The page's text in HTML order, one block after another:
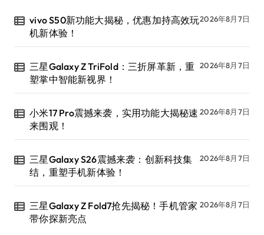
vivo S50新功能大揭秘，优惠加持高效玩
机新体验！
2026年8月7日
三星Galaxy Z TriFold：三折屏革新，重
塑掌中智能新视界！
2026年8月7日
小米17 Pro震撼来袭，实用功能大揭秘速
来围观！
2026年8月7日
三星Galaxy S26震撼来袭：创新科技集
结，重塑手机新体验！
2026年8月7日
三星Galaxy Z Fold7抢先揭秘！手机管家
带你探新亮点
2026年8月7日